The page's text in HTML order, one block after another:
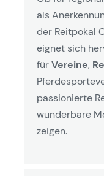
als
der Reitpokal
eignet sich
fürVereine,
passionierte
wunderbare
zeigen.